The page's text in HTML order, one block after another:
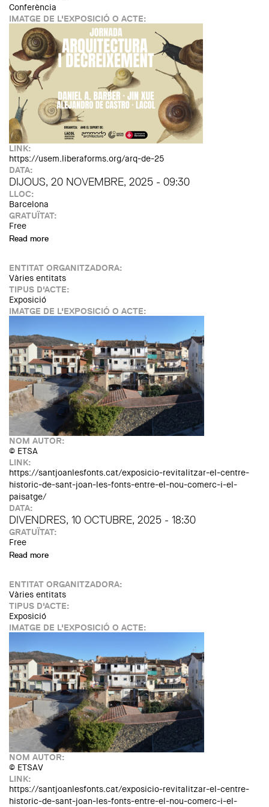
Conferència
IMATGE DE L'EXPOSICIÓ O ACTE:
LINK:
https://usem.liberaforms.org/arq-de-25
DATA:
DIJOUS, 20 NOVEMBRE, 2025 - 09:30
LLOC:
Barcelona
GRATUÏTAT:
Free
Read more
ENTITAT ORGANITZADORA:
Vàries entitats
TIPUS D'ACTE:
Exposició
IMATGE DE L'EXPOSICIÓ O ACTE:
NOM AUTOR:
© ETSA
LINK:
https://santjoanlesfonts.cat/exposicio-revitalitzar-el-centre-
historic-de-sant-joan-les-fonts-entre-el-nou-comerc-i-el-
paisatge/
DATA:
DIVENDRES, 10 OCTUBRE, 2025 - 18:30
GRATUÏTAT:
Free
Read more
paisatge”
ENTITAT ORGANITZADORA:
Vàries entitats
TIPUS D'ACTE:
Exposició
IMATGE DE L'EXPOSICIÓ O ACTE:
NOM AUTOR:
© ETSAV
LINK:
https://santjoanlesfonts.cat/exposicio-revitalitzar-el-centre-
historic-de-sant-joan-les-fonts-entre-el-nou-comerc-i-el-